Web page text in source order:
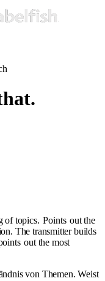
of topics. Points out the
The transmitter builds
out the most
von Themen. Weist